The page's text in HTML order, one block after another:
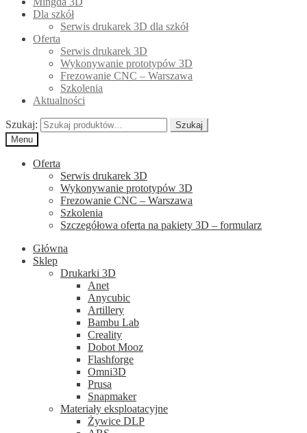
Dla szkół
Serwis drukarek 3D dla szkół
Oferta
Serwis drukarek 3D
Wykonywanie prototypów 3D
Frezowanie CNC – Warszawa
Szkolenia
Aktualności
Szukaj:
Szukaj
Menu
Oferta
Serwis drukarek 3D
Wykonywanie prototypów 3D
Frezowanie CNC – Warszawa
Szkolenia
Szczegółowa oferta na pakiety 3D – formularz
Główna
Sklep
Drukarki 3D
Anet
Anycubic
Artillery
Bambu Lab
Creality
Dobot Mooz
Flashforge
Omni3D
Prusa
Snapmaker
Materiały eksploatacyjne
Żywice DLP